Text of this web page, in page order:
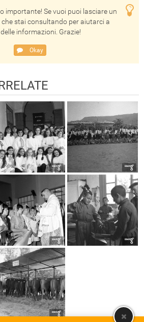
importante! Se vuoi puoi lasciare un
stai consultando per aiutarci a
informazioni. Grazie!
Okay